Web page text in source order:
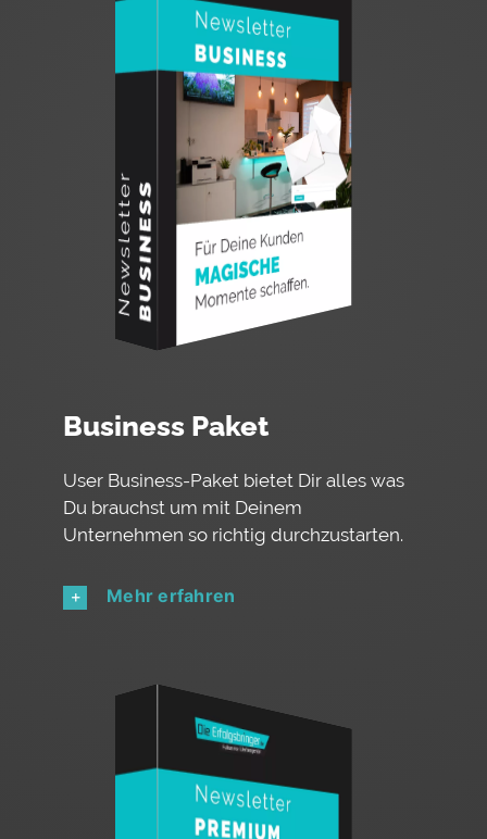
Business Paket
User Business-Paket bietet Dir alles was
Du brauchst um mit Deinem
Unternehmen so richtig durchzustarten.
Mehr erfahren